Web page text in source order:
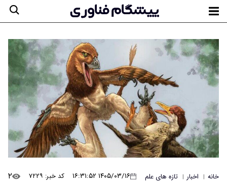
خانه | اخبار | تازه های علم ۱۴۰۵/۰۳/۱۶ ۱۶:۳۱:۵۲ کد خبر: ۷۲۲۹ ۲